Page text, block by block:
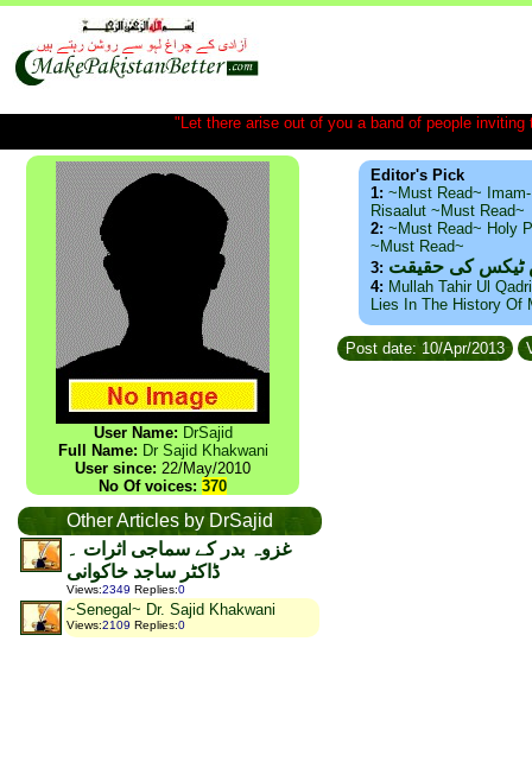
"Let there arise out of you a band of people
User Name: DrSajid
Full Name: Dr Sajid Khakwani
User since: 22/May/2010
No Of voices: 370
Other Articles by DrSajid
غزوہ بدر کے سماجی اثرات ۔
ڈاکٹر ساجد خاکوانی
Views:2349 Replies:0
~Senegal~ Dr. Sajid Khakwani
Views:2109 Replies:0
Editor's Pick
1: ~Must Read~
Risaalut ~Must Read~
2: ~Must Read~ Holy
~Must Read~
3: ٹیکس کی حقیقت
4: Mullah Tahir Ul
Lies In The History Of
Post date: 10/Apr/2013